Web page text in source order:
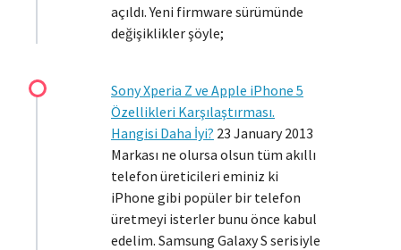
açıldı. Yeni firmware sürümünde
değişiklikler şöyle;
Sony Xperia Z ve Apple iPhone 5
Özellikleri Karşılaştırması.
Hangisi Daha İyi? 23 January 2013
Markası ne olursa olsun tüm akıllı
telefon üreticileri eminiz ki
iPhone gibi popüler bir telefon
üretmeyi isterler bunu önce kabul
edelim. Samsung Galaxy S serisiyle